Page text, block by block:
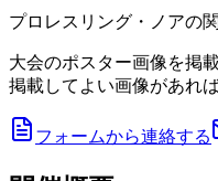
プロレスリング・ノアの
大会のポスター画像を掲
掲載してよい画像があれ
フォームから連絡する